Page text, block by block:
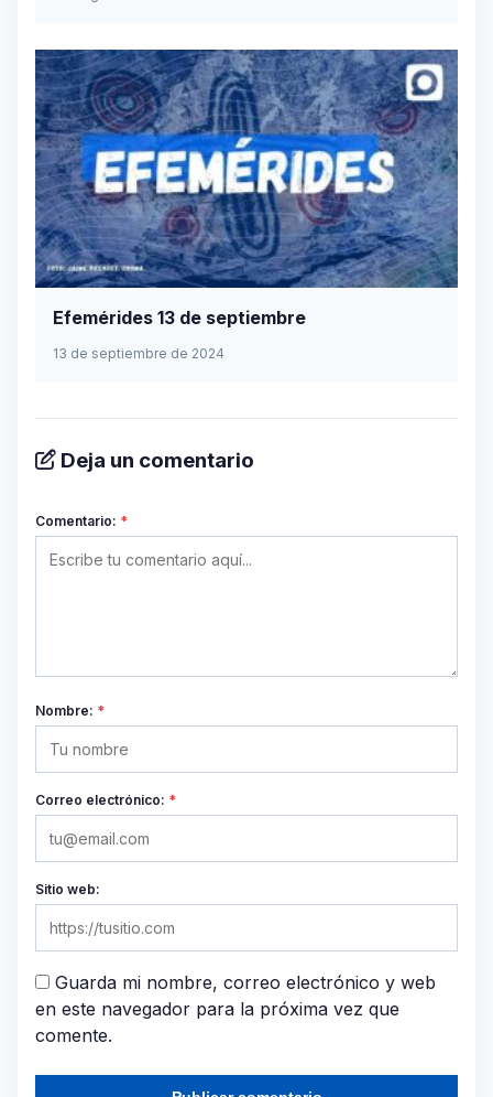
Efemérides 13 de septiembre
13 de septiembre de 2024
Deja un comentario
Comentario: *
Nombre: *
Correo electrónico: *
Sitio web:
Guarda mi nombre, correo electrónico y web
en este navegador para la próxima vez que
comente.